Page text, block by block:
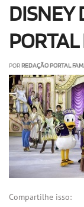
DISNEY
POR REDAÇÃO PORTAL
Compartilhe isso: